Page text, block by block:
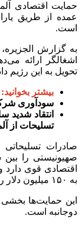
عمده از طریق
است.
به گزارش
تحویل به این رژیم
بیشتر بخوانید:
سودآوری
انتقاد
تسلیحات از
به ۱۵۰ میلیون دلار رسید.
این حمایت‌ها
دوجانبه است.